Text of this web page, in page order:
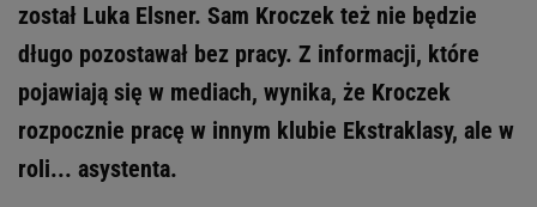
został Luka Elsner. Sam Kroczek też nie będzie
długo pozostawał bez pracy. Z informacji, które
pojawiają się w mediach, wynika, że Kroczek
rozpocznie pracę w innym klubie Ekstraklasy, ale w
roli... asystenta.